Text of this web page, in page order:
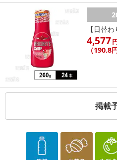
・お召し上がり方：
炊き方 美味しく作る雑穀ごはん
１．洗い流したお米を炊飯釜へ
えます。
２．お米１合につき大さじ２杯
同じ分量の水を足します。
（雑穀米は洗わずにお使いい
（雑穀米の量はお好みで増減
３．お米と雑穀米をよく混ぜて
ら炊飯を開始します。
浸水時間が短いと豆類の食感
【日替
4,577
（190.8
掲載